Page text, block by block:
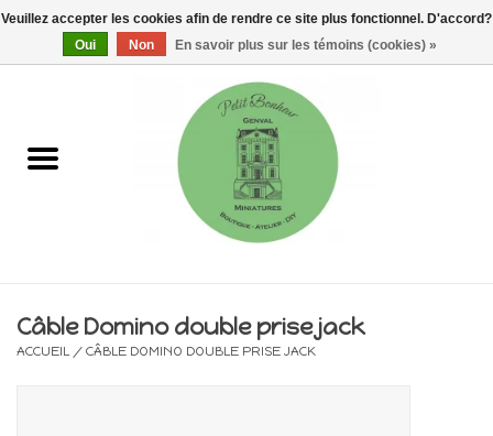
0 Articles - €0,00
Maisons, vitrines & kits
Electricité
Câble Domino double prise jack
ACCUEIL / CÂBLE DOMINO DOUBLE PRISE JACK
Veuillez accepter les cookies afin de rendre ce site plus fonctionnel. D'accord?
Oui
Non En savoir plus sur les témoins (cookies) »